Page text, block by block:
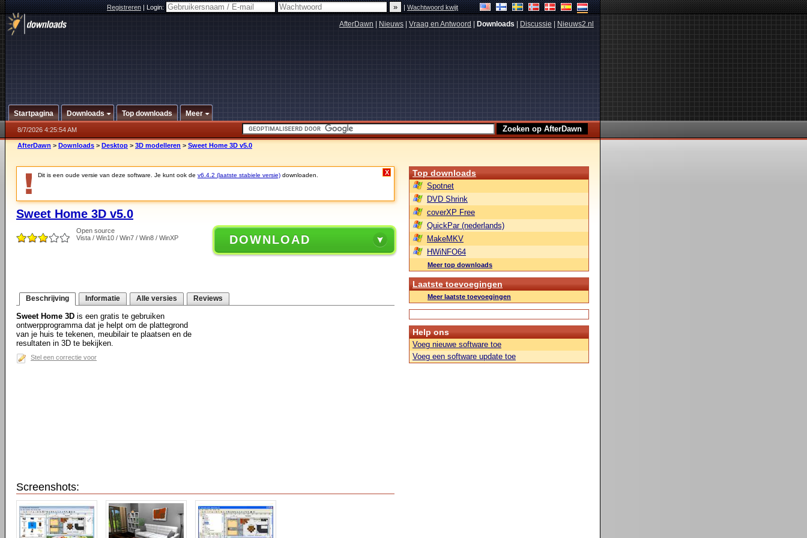
Registreren|Login: |Wachtwoord kwijt
AfterDawn Nieuws Vraag en Antwoord Downloads Discussie Nieuws2.nl
Startpagina Downloads Top downloads Meer
8/7/2026 4:25:54 AM
AfterDawn > Downloads > Desktop > 3D modelleren > Sweet Home 3D v5.0
Dit is een oude versie van deze software. Je kunt ook de v6.4.2 (laatste stabiele versie) downloaden. X
Sweet Home 3D v5.0
Open source
Vista / Win10 / Win7 / Win8 / WinXP
DOWNLOAD
Beschrijving Informatie Alle versies Reviews
Sweet Home 3D is een gratis te gebruiken
ontwerpprogramma dat je helpt om de plattegrond
van je huis te tekenen, meubilair te plaatsen en de
resultaten in 3D te bekijken.
Stel een correctie voor
Screenshots:
Top downloads
Spotnet
DVD Shrink
coverXP Free
QuickPar (nederlands)
MakeMKV
HWiNFO64
Meer top downloads
Laatste toevoegingen
Meer laatste toevoegingen
Help ons
Voeg nieuwe software toe
Voeg een software update toe